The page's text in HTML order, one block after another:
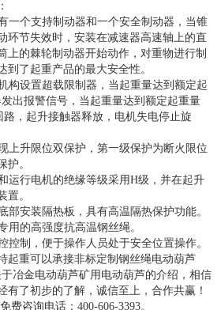
一个支持制动器和一个安全制动器，当锥
环节失效时，安装在减速器高速轴上的直
上的棘轮制动器开始动作，对重物进行制
到了起重产品的最大安全性。
构设置超载限制器，当起重量达到额定起
出报警信号，当起重量达到额定起重量
路，起升接触器释放，电机失电停止旋
上升限位双保护，第一级保护为断火限位
护。
运行电机的绝缘等级采用H级，并在起升
置。
部安装隔热板，具有高温隔热保护功能。
用的高强度抗高温钢丝绳。
控制，便于操作人员处于安全位置操作。
起重可以承接非标定制 钢丝绳电动葫芦
冶金电动葫芦矿用电动葫芦的介绍，相信
有了初步的了解，诚信至上，合作共赢！
费咨询电话：400-606-3393。